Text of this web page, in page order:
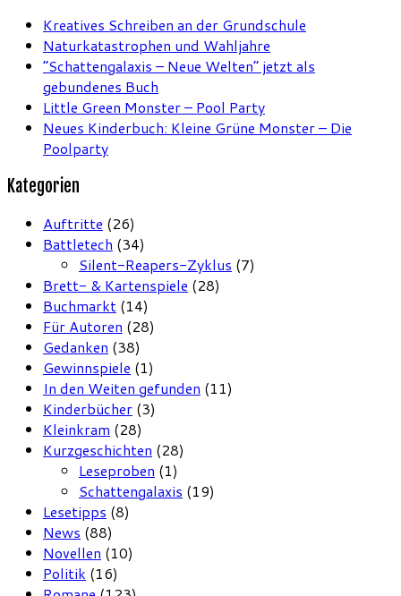
Kreatives Schreiben an der Grundschule
Naturkatastrophen und Wahljahre
“Schattengalaxis – Neue Welten” jetzt als
gebundenes Buch
Little Green Monster – Pool Party
Neues Kinderbuch: Kleine Grüne Monster – Die
Poolparty
Kategorien
Auftritte (26)
Battletech (34)
Silent-Reapers-Zyklus (7)
Brett- & Kartenspiele (28)
Buchmarkt (14)
Für Autoren (28)
Gedanken (38)
Gewinnspiele (1)
In den Weiten gefunden (11)
Kinderbücher (3)
Kleinkram (28)
Kurzgeschichten (28)
Leseproben (1)
Schattengalaxis (19)
Lesetipps (8)
News (88)
Novellen (10)
Politik (16)